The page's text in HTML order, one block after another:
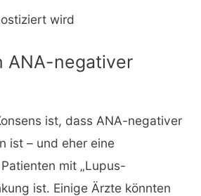
wird
ANA-negativer
ist, dass ANA-negativer
ist – und eher eine
mit „Lupus-
ist. Einige Ärzte könnten